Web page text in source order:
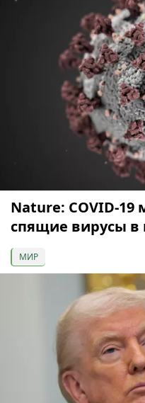
Nature: COVID-
спящие вирусы в
МИР